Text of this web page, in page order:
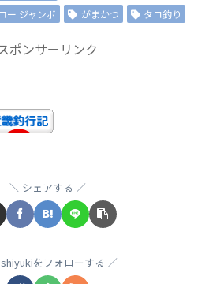
ー ジャンボ がまかつ タコ釣り
ポンサーリンク
シェアする
をフォローする